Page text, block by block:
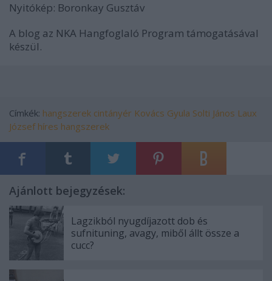
Nyitókép: Boronkay Gusztáv
A blog az NKA Hangfoglaló Program támogatásával
készül.
Címkék: hangszerek cintányér Kovács Gyula Solti János Laux
József híres hangszerek
Ajánlott bejegyzések:
Lagzikból nyugdíjazott dob és
sufnituning, avagy, miből állt össze a
cucc?